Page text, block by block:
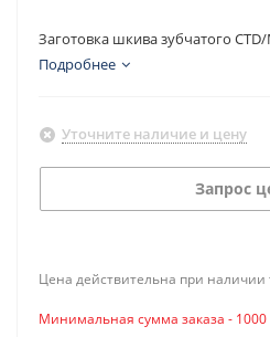
Заготовка шкива зубчатого CTD/
Подробнее
Уточните наличие и цену
Запрос
Цена действительна при наличии
Минимальная сумма заказа - 1000